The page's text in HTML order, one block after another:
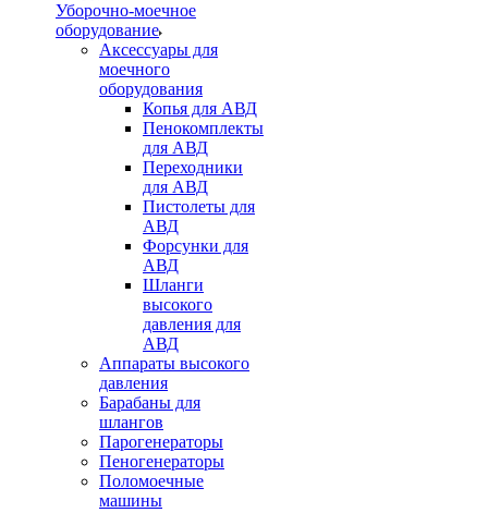
Уборочно-моечное
оборудование
Аксессуары для
моечного
оборудования
Копья для АВД
Пенокомплекты
для АВД
Переходники
для АВД
Пистолеты для
АВД
Форсунки для
АВД
Шланги
высокого
давления для
АВД
Аппараты высокого
давления
Барабаны для
шлангов
Парогенераторы
Пеногенераторы
Поломоечные
машины